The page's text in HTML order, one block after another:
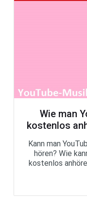
Wie man
kostenlos
Kann man
hören? Wie
kostenlos